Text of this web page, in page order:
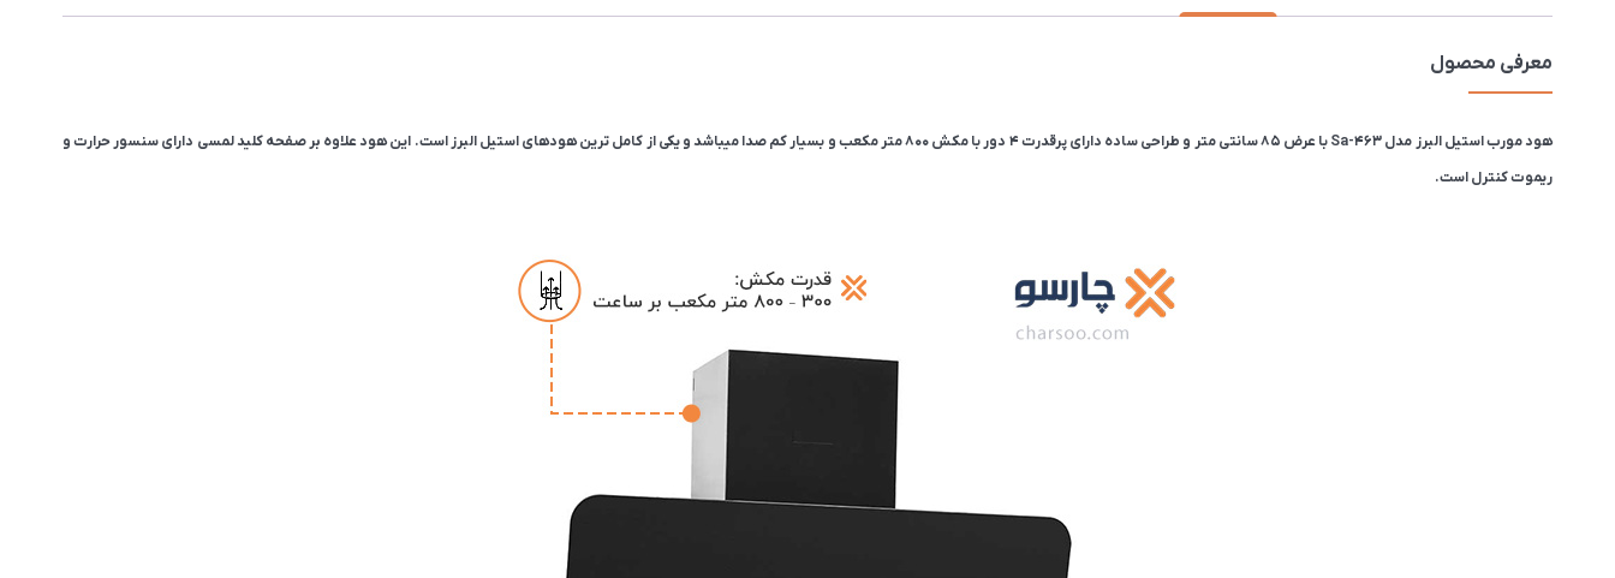
معرفی محصول
هود مورب استیل البرز مدل Sa-463 با عرض ۸۵ سانتی متر و طراحی ساده دارای پرقدرت ۴ دور با مکش ۸۰۰ متر مکعب و بسیار کم صدا میباشد و یکی از کامل ترین هودهای استیل البرز است. این هود علاوه بر صفحه کلید لمسی دارای سنسور حرارت و
ریموت کنترل است.